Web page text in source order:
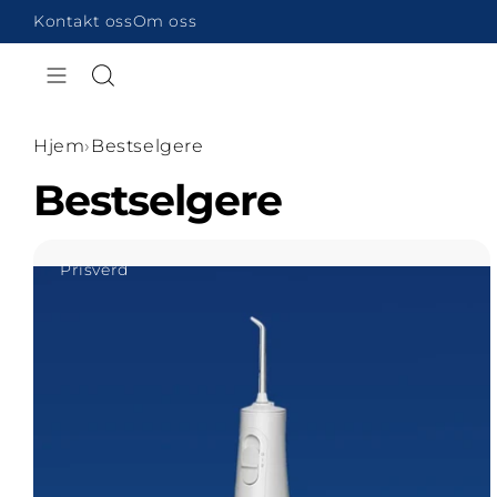
Gå til
Kontakt ossOm oss
Hjem› Bestselgere
Bestselgere
Prisverd